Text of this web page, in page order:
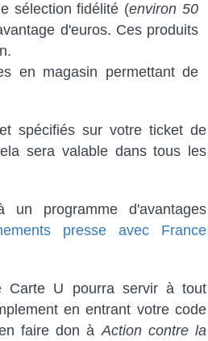
sélection fidélité (environ 50
d'euros. Ces produits
en magasin permettant de
spécifiés sur votre ticket de
sera valable dans tous les
un programme d'avantages
presse avec France
Carte U pourra servir à tout
en entrant votre code
en faire don àAction contre la